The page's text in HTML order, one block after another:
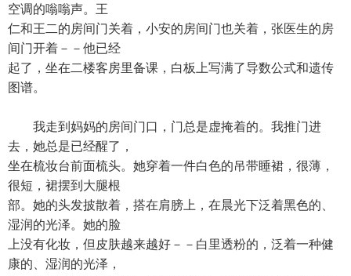
空调的嗡嗡声。王
仁和王二的房间门关着，小安的房间门也关着，张医生的房
间门开着－－他已经
起了，坐在二楼客房里备课，白板上写满了导数公式和遗传
图谱。
我走到妈妈的房间门口，门总是虚掩着的。我推门进
去，她总是已经醒了，
坐在梳妆台前面梳头。她穿着一件白色的吊带睡裙，很薄，
很短，裙摆到大腿根
部。她的头发披散着，搭在肩膀上，在晨光下泛着黑色的、
湿润的光泽。她的脸
上没有化妆，但皮肤越来越好－－白里透粉的，泛着一种健
康的、湿润的光泽，